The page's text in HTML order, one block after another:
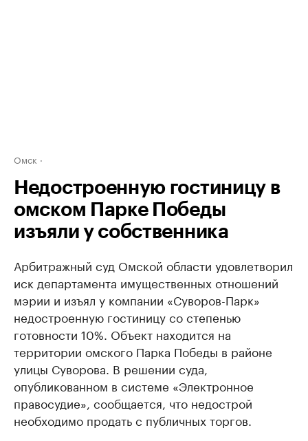
Омск
Недостроенную гостиницу в
омском Парке Победы
изъяли у собственника
Арбитражный суд Омской области удовлетворил
иск департамента имущественных отношений
мэрии и изъял у компании «Суворов-Парк»
недостроенную гостиницу со степенью
готовности 10%. Объект находится на
территории омского Парка Победы в районе
улицы Суворова. В решении суда,
опубликованном в системе «Электронное
правосудие», сообщается, что недострой
необходимо продать с публичных торгов.